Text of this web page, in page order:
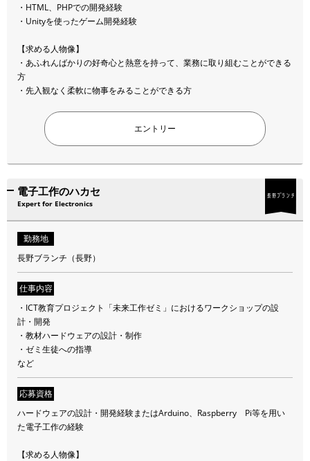
・HTML、PHPでの開発経験
・Unityを使ったゲーム開発経験
【求める人物像】
・あふれんばかりの好奇心と熱意を持って、業務に取り組むことができる
方
・先入観なく柔軟に物事をみることができる方
エントリー
電子工作のハカセ
Expert for Electronics
勤務地
長野ブランチ（長野）
仕事内容
・ICT教育プロジェクト「未来工作ゼミ」におけるワークショップの設
計・開発
・教材ハードウェアの設計・制作
・ゼミ生徒への指導
など
応募資格
ハードウェアの設計・開発経験またはArduino、Raspberry Pi等を用い
た電子工作の経験
【求める人物像】